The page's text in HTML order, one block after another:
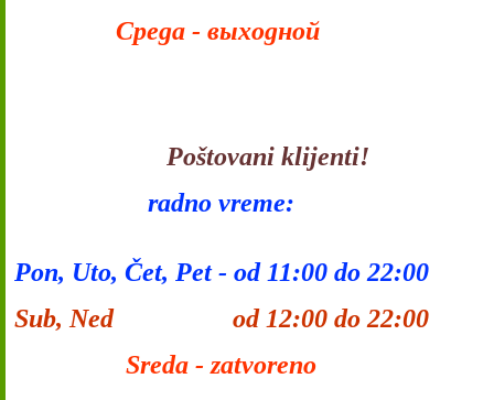
Среда - выходной
Poštovani klijenti!
radno vreme:
Pon, Uto, Čet, Pet - od 11:00 do 22:00
Sub, Ned od 12:00 do 22:00
Sreda - zatvoreno